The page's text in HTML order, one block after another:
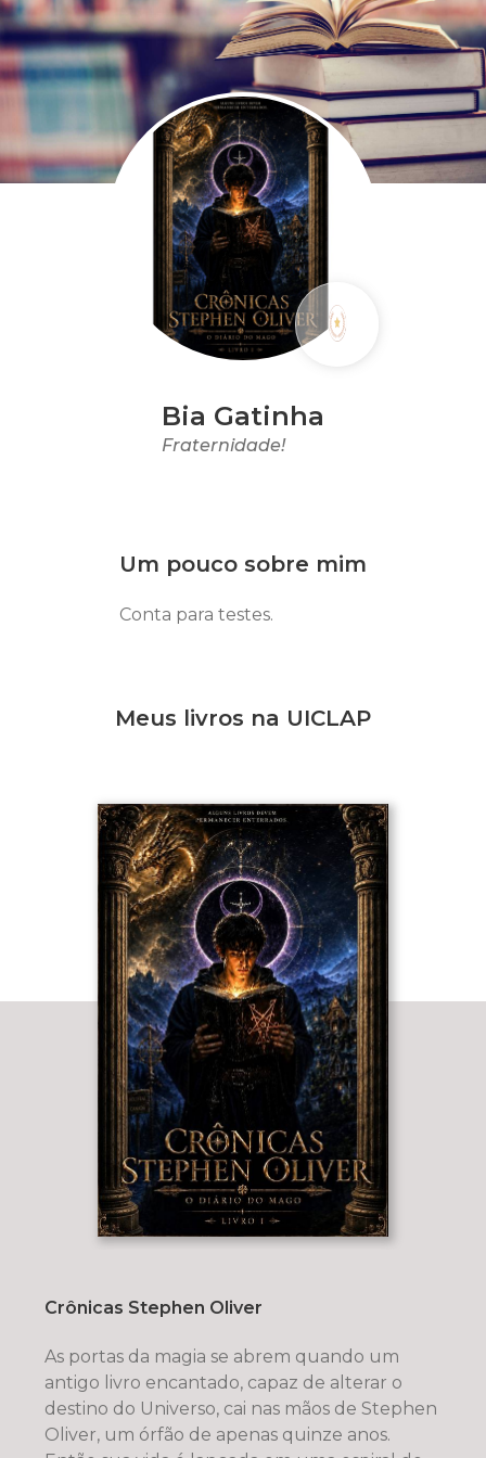
Bia Gatinha
Fraternidade!
Um pouco sobre mim
Conta para testes.
Meus livros na UICLAP
Crônicas Stephen Oliver
As portas da magia se abrem quando um
antigo livro encantado, capaz de alterar o
destino do Universo, cai nas mãos de Stephen
Oliver, um órfão de apenas quinze anos.